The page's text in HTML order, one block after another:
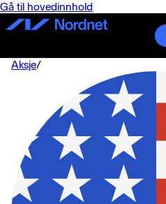
Gå til hovedinnhold
Aksje/